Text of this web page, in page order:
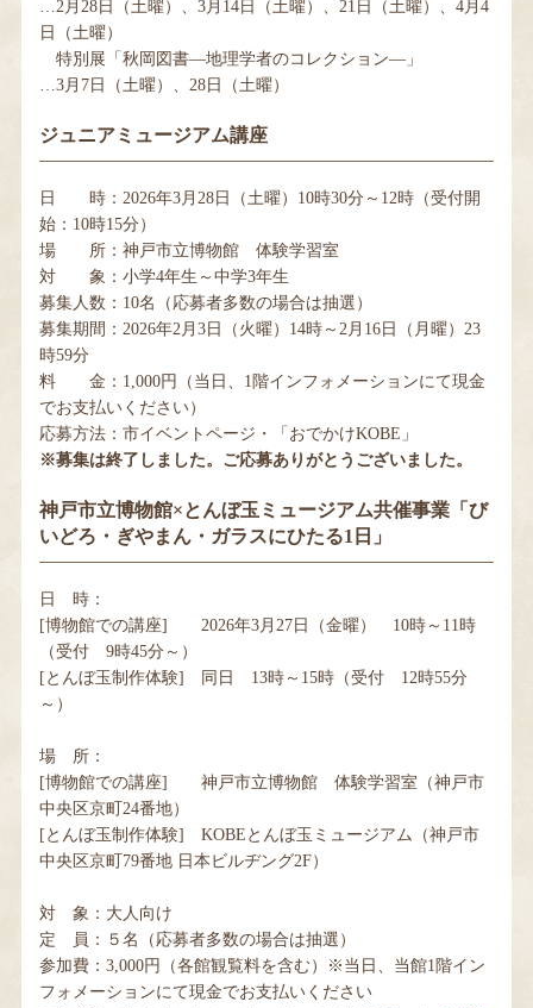
…2月28日（土曜）、3月14日（土曜）、21日（土曜）、4月4
日（土曜）
特別展「秋岡図書―地理学者のコレクション―」
…3月7日（土曜）、28日（土曜）
ジュニアミュージアム講座
日 時：2026年3月28日（土曜）10時30分～12時（受付開
始：10時15分）
場 所：神戸市立博物館 体験学習室
対 象：小学4年生～中学3年生
募集人数：10名（応募者多数の場合は抽選）
募集期間：2026年2月3日（火曜）14時～2月16日（月曜）23
時59分
料 金：1,000円（当日、1階インフォメーションにて現金
でお支払いください）
応募方法：市イベントページ・「おでかけKOBE」
※募集は終了しました。ご応募ありがとうございました。
神戸市立博物館×とんぼ玉ミュージアム共催事業「び
いどろ・ぎやまん・ガラスにひたる1日」
日 時：
[博物館での講座] 2026年3月27日（金曜） 10時～11時
（受付 9時45分～）
[とんぼ玉制作体験] 同日 13時～15時（受付 12時55分
～）
場 所：
[博物館での講座] 神戸市立博物館 体験学習室（神戸市
中央区京町24番地）
[とんぼ玉制作体験] KOBEとんぼ玉ミュージアム（神戸市
中央区京町79番地 日本ビルヂング2F）
対 象：大人向け
定 員：５名（応募者多数の場合は抽選）
参加費：3,000円（各館観覧料を含む）※当日、当館1階イン
フォメーションにて現金でお支払いください